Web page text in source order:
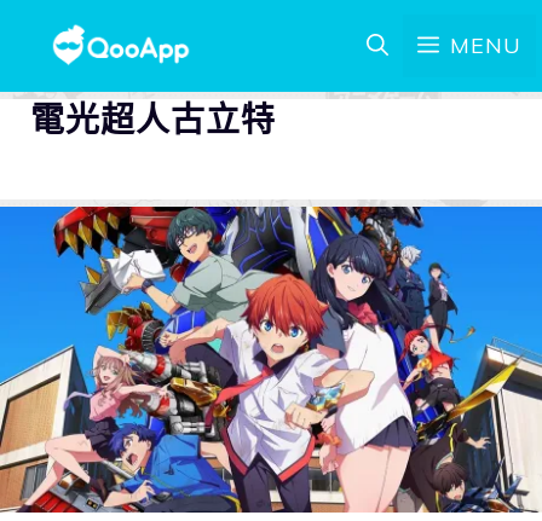
MENU
電光超人古立特